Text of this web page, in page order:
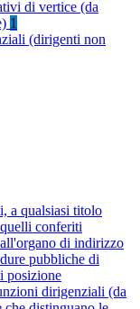
di vertice (da
1
(dirigenti non
a qualsiasi titolo
conferiti
di indirizzo
pubbliche di
posizione
dirigenziali (da